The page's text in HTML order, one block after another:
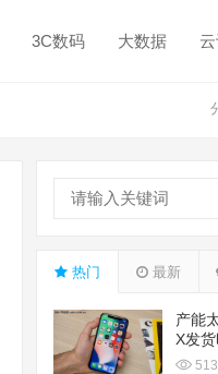
3C数码 大数据
热门 最新
产能
X发